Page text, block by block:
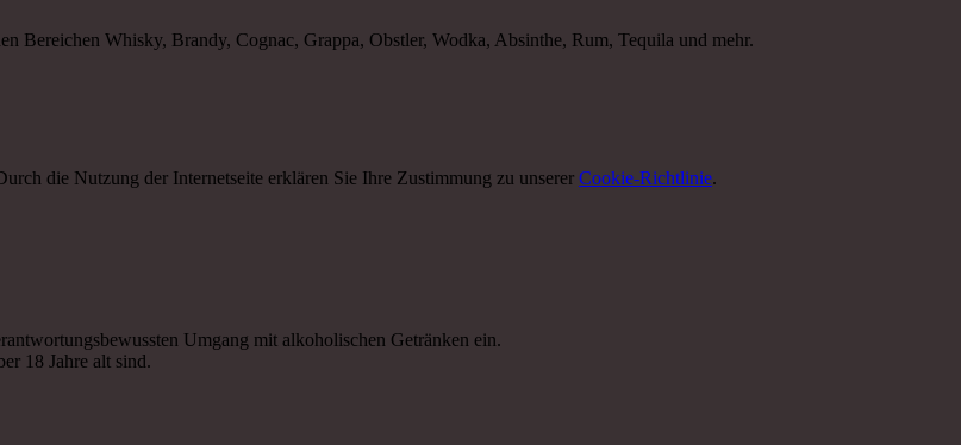
Whisky, Brandy, Cognac, Grappa, Obstler, Wodka, Absinthe, Rum, Tequila und mehr.
die Nutzung der Internetseite erklären Sie Ihre Zustimmung zu unserer Cookie-Richtlinie.
Umgang mit alkoholischen Getränken ein.
18 Jahre alt sind.